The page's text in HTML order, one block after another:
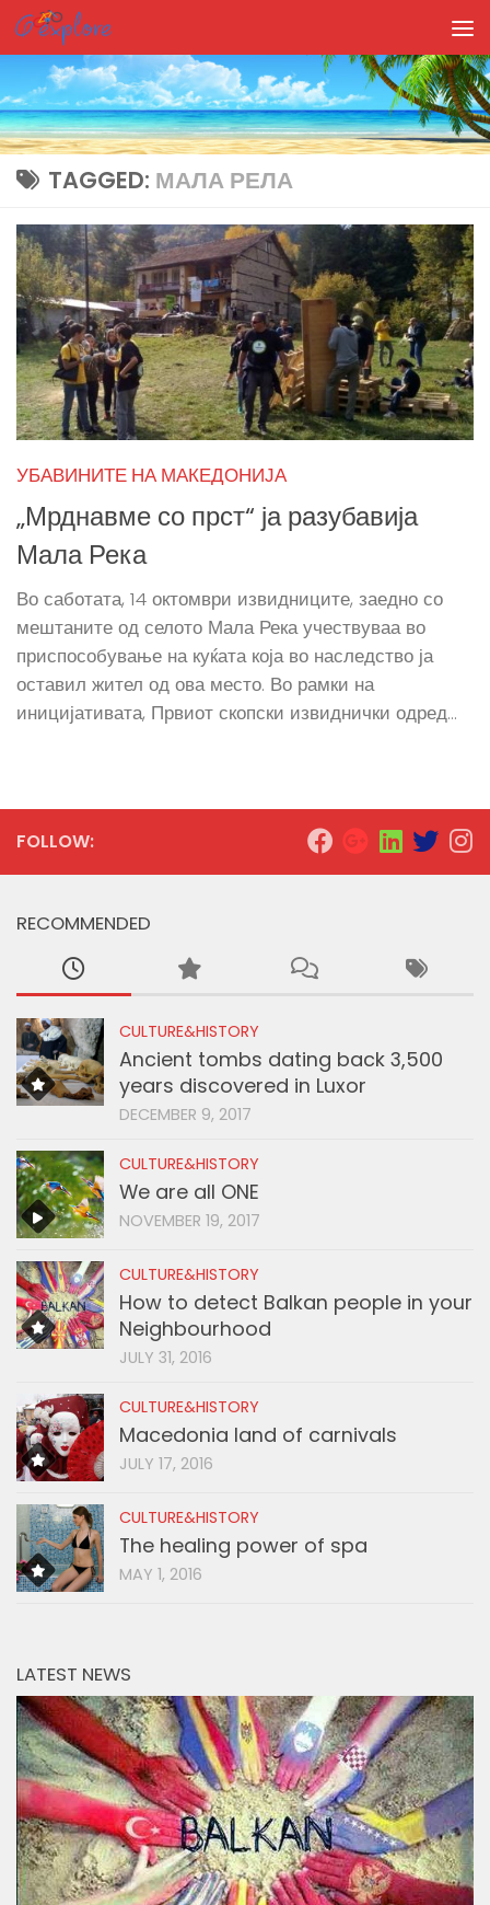
Skip to content
TAGGED: МАЛА РЕЛА
УБАВИНИТЕ НА МАКЕДОНИЈА
„Мрднавме со прст“ ја разубавија
Мала Река
Во саботата, 14 октомври извидниците, заедно со
мештаните од селото Мала Река учествуваа во
приспособување на куќата која во наследство ја
оставил жител од ова место. Во рамки на
иницијативата, Првиот скопски извиднички одред...
FOLLOW:
RECOMMENDED
CULTURE&HISTORY
Ancient tombs dating back 3,500
years discovered in Luxor
DECEMBER 9, 2017
CULTURE&HISTORY
We are all ONE
NOVEMBER 19, 2017
CULTURE&HISTORY
How to detect Balkan people in your
Neighbourhood
JULY 31, 2016
CULTURE&HISTORY
Macedonia land of carnivals
JULY 17, 2016
CULTURE&HISTORY
The healing power of spa
MAY 1, 2016
LATEST NEWS